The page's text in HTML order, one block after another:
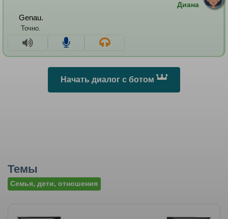
Диана
Genau.
Точно.
Начать диалог с ботом
Темы
Семья, дети, отношения